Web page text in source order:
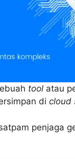
tool atau
di cloud
penjaga